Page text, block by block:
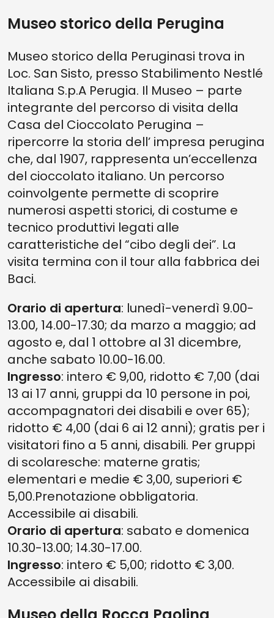
Museo storico della Perugina
Museo storico della Peruginasi trova in
Loc. San Sisto, presso Stabilimento Nestlé
Italiana S.p.A Perugia. Il Museo – parte
integrante del percorso di visita della
Casa del Cioccolato Perugina –
ripercorre la storia dell’ impresa perugina
che, dal 1907, rappresenta un’eccellenza
del cioccolato italiano. Un percorso
coinvolgente permette di scoprire
numerosi aspetti storici, di costume e
tecnico produttivi legati alle
caratteristiche del “cibo degli dei”. La
visita termina con il tour alla fabbrica dei
Baci.
Orario di apertura: lunedì-venerdì 9.00-
13.00, 14.00-17.30; da marzo a maggio; ad
agosto e, dal 1 ottobre al 31 dicembre,
anche sabato 10.00-16.00.
Ingresso: intero € 9,00, ridotto € 7,00 (dai
13 ai 17 anni, gruppi da 10 persone in poi,
accompagnatori dei disabili e over 65);
ridotto € 4,00 (dai 6 ai 12 anni); gratis per i
visitatori fino a 5 anni, disabili. Per gruppi
di scolaresche: materne gratis;
elementari e medie € 3,00, superiori €
5,00.Prenotazione obbligatoria.
Accessibile ai disabili.
Orario di apertura: sabato e domenica
10.30-13.00; 14.30-17.00.
Ingresso: intero € 5,00; ridotto € 3,00.
Accessibile ai disabili.